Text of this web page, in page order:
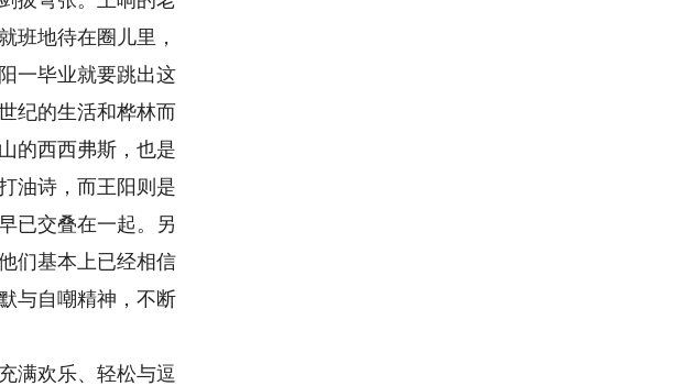
班地待在圈儿里，
一毕业就要跳出这
纪的生活和桦林而
的西西弗斯，也是
油诗，而王阳则是
已交叠在一起。另
们基本上已经相信
与自嘲精神，不断
满欢乐、轻松与逗